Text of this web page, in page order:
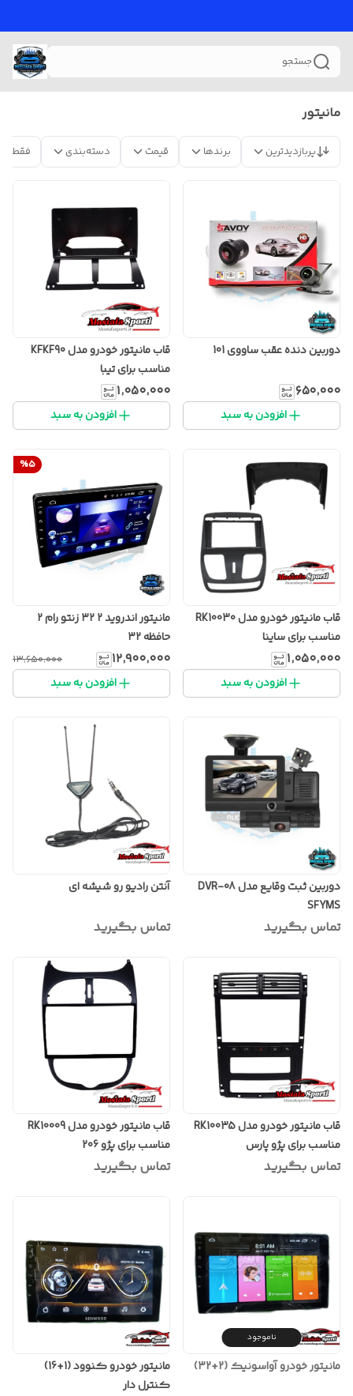
جستجو
مانیتور
پربازدیدترین برندها قیمت دسته‌بندی فقط
دوربین دنده عقب ساووی 101
۶۵۰٬۰۰۰
افزودن به سبد
قاب مانیتور خودرو مدل KFKF90
مناسب برای تیبا
۱٬۰۵۰٬۰۰۰
افزودن به سبد
قاب مانیتور خودرو مدل RK10030
مناسب برای ساینا
۱٬۰۵۰٬۰۰۰
افزودن به سبد
%5
مانیتور اندروید ۲ ۳۲ زنتو رام ۲
حافظه ۳۲
۱۲٬۹۰۰٬۰۰۰ ۱۳٬۶۵۰٬۰۰۰
افزودن به سبد
دوربین ثبت وقایع مدل DVR-08
SFYMS
تماس بگیرید
آنتن رادیو رو شیشه ای
تماس بگیرید
قاب مانیتور خودرو مدل RK10035
مناسب برای پژو پارس
تماس بگیرید
قاب مانیتور خودرو مدل RK10009
مناسب برای پژو 206
تماس بگیرید
ناموجود
مانیتور خودرو آواسونیک (2+32)
مانیتور خودرو کنوود (1+16)
کنترل دار